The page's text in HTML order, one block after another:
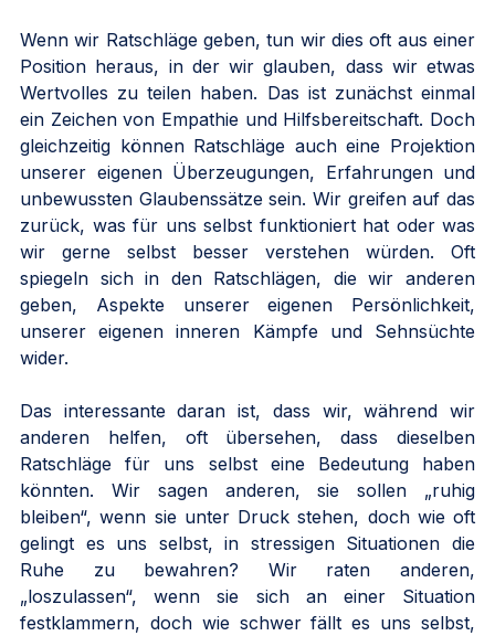
Wenn wir Ratschläge geben, tun wir dies oft aus einer
Position heraus, in der wir glauben, dass wir etwas
Wertvolles zu teilen haben. Das ist zunächst einmal
ein Zeichen von Empathie und Hilfsbereitschaft. Doch
gleichzeitig können Ratschläge auch eine Projektion
unserer eigenen Überzeugungen, Erfahrungen und
unbewussten Glaubenssätze sein. Wir greifen auf das
zurück, was für uns selbst funktioniert hat oder was
wir gerne selbst besser verstehen würden. Oft
spiegeln sich in den Ratschlägen, die wir anderen
geben, Aspekte unserer eigenen Persönlichkeit,
unserer eigenen inneren Kämpfe und Sehnsüchte
wider.
Das interessante daran ist, dass wir, während wir
anderen helfen, oft übersehen, dass dieselben
Ratschläge für uns selbst eine Bedeutung haben
könnten. Wir sagen anderen, sie sollen „ruhig
bleiben“, wenn sie unter Druck stehen, doch wie oft
gelingt es uns selbst, in stressigen Situationen die
Ruhe zu bewahren? Wir raten anderen,
„loszulassen“, wenn sie sich an einer Situation
festklammern, doch wie schwer fällt es uns selbst,